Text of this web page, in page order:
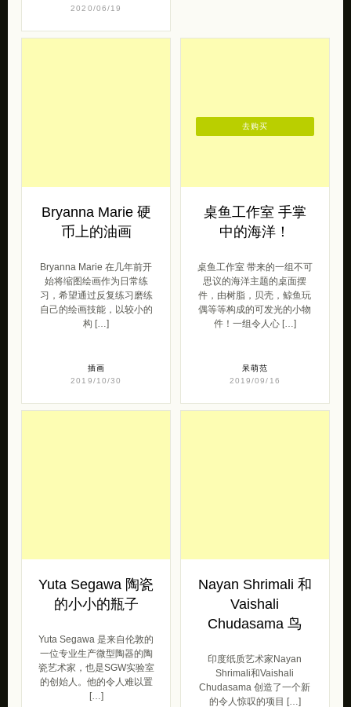
2020/06/19
Bryanna Marie 硬
币上的油画
Bryanna Marie 在几年前开
始将缩图绘画作为日常练
习，希望通过反复练习磨练
自己的绘画技能，以较小的
构 […]
插画
2019/10/30
桌鱼工作室 手掌
中的海洋！
桌鱼工作室 带来的一组不可
思议的海洋主题的桌面摆
件，由树脂，贝壳，鲸鱼玩
偶等等构成的可发光的小物
件！一组令人心 […]
呆萌范
2019/09/16
去购买
Yuta Segawa 陶瓷
的小小的瓶子
Yuta Segawa 是来自伦敦的
一位专业生产微型陶器的陶
瓷艺术家，也是SGW实验室
的创始人。他的令人难以置
[…]
Nayan Shrimali 和
Vaishali
Chudasama 鸟
印度纸质艺术家Nayan
Shrimali和Vaishali
Chudasama 创造了一个新
的令人惊叹的项目 […]